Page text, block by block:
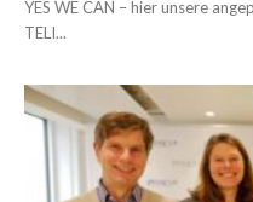
YES WE CAN – hier unsere
TELI...